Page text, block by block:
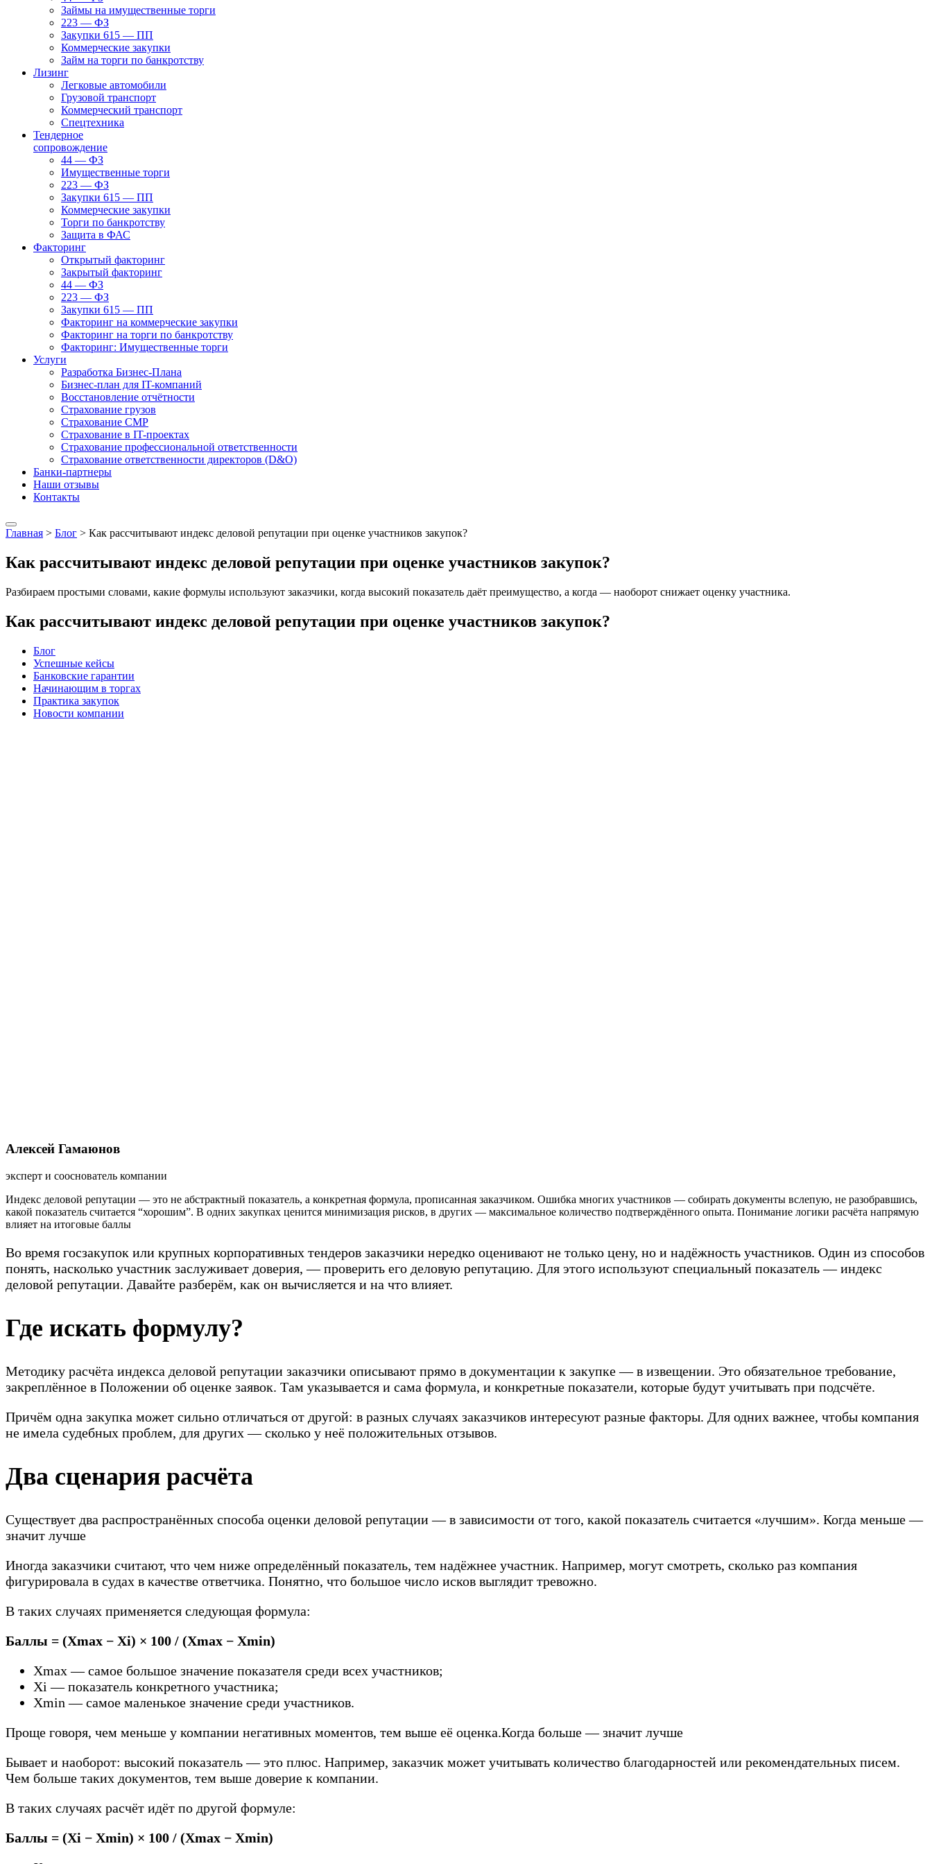
Займы на имущественные торги
223 — ФЗ
Закупки 615 — ПП
Коммерческие закупки
Займ на торги по банкротству
Лизинг
Легковые автомобили
Грузовой транспорт
Коммерческий транспорт
Спецтехника
Тендерное
сопровождение
44 — ФЗ
Имущественные торги
223 — ФЗ
Закупки 615 — ПП
Коммерческие закупки
Торги по банкротству
Защита в ФАС
Факторинг
Открытый факторинг
Закрытый факторинг
44 — ФЗ
223 — ФЗ
Закупки 615 — ПП
Факторинг на коммерческие закупки
Факторинг на торги по банкротству
Факторинг: Имущественные торги
Услуги
Разработка Бизнес-Плана
Бизнес-план для IT-компаний
Восстановление отчётности
Страхование грузов
Страхование СМР
Страхование в IT-проектах
Страхование профессиональной ответственности
Страхование ответственности директоров (D&O)
Банки-партнеры
Наши отзывы
Контакты
Главная > Блог > Как рассчитывают индекс деловой репутации при оценке участников закупок?
Как рассчитывают индекс деловой репутации при оценке участников закупок?
Разбираем простыми словами, какие формулы используют заказчики, когда высокий показатель даёт преимущество, а когда — наоборот снижает оценку участника.
Как рассчитывают индекс деловой репутации при оценке участников закупок?
Блог
Успешные кейсы
Банковские гарантии
Начинающим в торгах
Практика закупок
Новости компании
Алексей Гамаюнов
эксперт и сооснователь компании
Индекс деловой репутации — это не абстрактный показатель, а конкретная формула, прописанная заказчиком. Ошибка многих участников — собирать документы вслепую, не разобравшись,
какой показатель считается “хорошим”. В одних закупках ценится минимизация рисков, в других — максимальное количество подтверждённого опыта. Понимание логики расчёта напрямую
влияет на итоговые баллы
Во время госзакупок или крупных корпоративных тендеров заказчики нередко оценивают не только цену, но и надёжность участников. Один из способов
понять, насколько участник заслуживает доверия, — проверить его деловую репутацию. Для этого используют специальный показатель — индекс
деловой репутации. Давайте разберём, как он вычисляется и на что влияет.
Где искать формулу?
Методику расчёта индекса деловой репутации заказчики описывают прямо в документации к закупке — в извещении. Это обязательное требование,
закреплённое в Положении об оценке заявок. Там указывается и сама формула, и конкретные показатели, которые будут учитывать при подсчёте.
Причём одна закупка может сильно отличаться от другой: в разных случаях заказчиков интересуют разные факторы. Для одних важнее, чтобы компания
не имела судебных проблем, для других — сколько у неё положительных отзывов.
Два сценария расчёта
Существует два распространённых способа оценки деловой репутации — в зависимости от того, какой показатель считается «лучшим». Когда меньше —
значит лучше
Иногда заказчики считают, что чем ниже определённый показатель, тем надёжнее участник. Например, могут смотреть, сколько раз компания
фигурировала в судах в качестве ответчика. Понятно, что большое число исков выглядит тревожно.
В таких случаях применяется следующая формула:
Баллы = (Хmax − Хi) × 100 / (Хmax − Хmin)
Хmax — самое большое значение показателя среди всех участников;
Хi — показатель конкретного участника;
Хmin — самое маленькое значение среди участников.
Проще говоря, чем меньше у компании негативных моментов, тем выше её оценка.Когда больше — значит лучше
Бывает и наоборот: высокий показатель — это плюс. Например, заказчик может учитывать количество благодарностей или рекомендательных писем.
Чем больше таких документов, тем выше доверие к компании.
В таких случаях расчёт идёт по другой формуле:
Баллы = (Хi − Хmin) × 100 / (Хmax − Хmin)